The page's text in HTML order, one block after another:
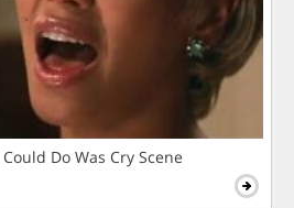
Do Was Cry Scene